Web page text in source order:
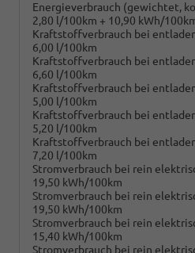
Energieverbrauch (gewichtet,
2,80 l/100km + 10,90 kWh/
Kraftstoffverbrauch bei
6,00 l/100km
Kraftstoffverbrauch bei
6,60 l/100km
Kraftstoffverbrauch bei
5,00 l/100km
Kraftstoffverbrauch bei
5,20 l/100km
Kraftstoffverbrauch bei
7,20 l/100km
Stromverbrauch bei rein
19,50 kWh/100km
Stromverbrauch bei rein
19,50 kWh/100km
Stromverbrauch bei rein
15,40 kWh/100km
Stromverbrauch bei rein